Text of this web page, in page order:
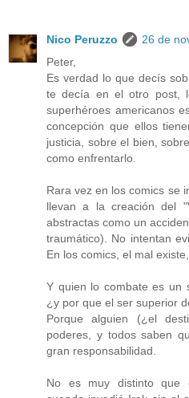
Nico Peruzzo
26 de
Peter,
Es verdad lo que decís
te decía en el otro post,
superhéroes americanos
concepción que ellos
justicia, sobre el bien,
como enfrentarlo.
Rara vez en los comics se
llevan a la creación del
abstractas como un
traumático). No intentan
En los comics, el mal
Y quien lo combate es un
¿y por que el ser superior
Porque alguien (¿el
poderes, y todos saben
gran responsabilidad.
No es muy distinto que